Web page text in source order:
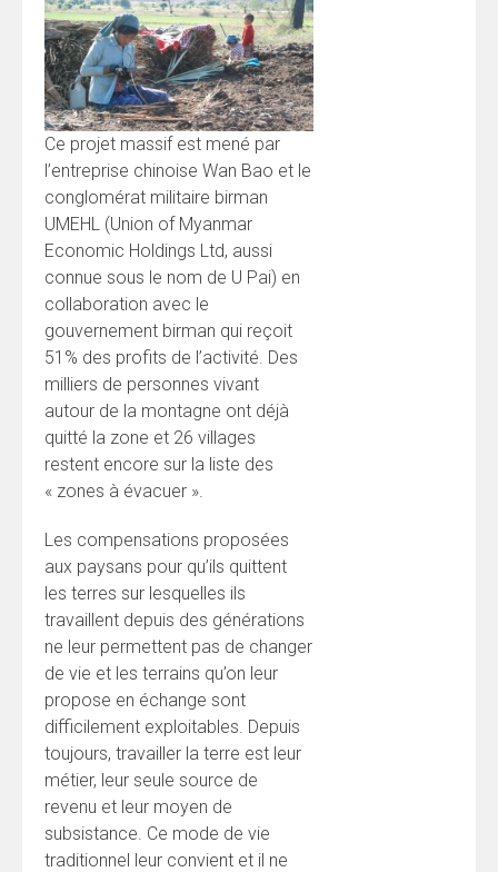
Ce projet massif est mené par
l’entreprise chinoise Wan Bao et le
conglomérat militaire birman
UMEHL (Union of Myanmar
Economic Holdings Ltd, aussi
connue sous le nom de U Pai) en
collaboration avec le
gouvernement birman qui reçoit
51% des profits de l’activité. Des
milliers de personnes vivant
autour de la montagne ont déjà
quitté la zone et 26 villages
restent encore sur la liste des
« zones à évacuer ».
Les compensations proposées
aux paysans pour qu’ils quittent
les terres sur lesquelles ils
travaillent depuis des générations
ne leur permettent pas de changer
de vie et les terrains qu’on leur
propose en échange sont
difficilement exploitables. Depuis
toujours, travailler la terre est leur
métier, leur seule source de
revenu et leur moyen de
subsistance. Ce mode de vie
traditionnel leur convient et il ne